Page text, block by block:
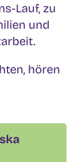
Lauf, zu
und
hören